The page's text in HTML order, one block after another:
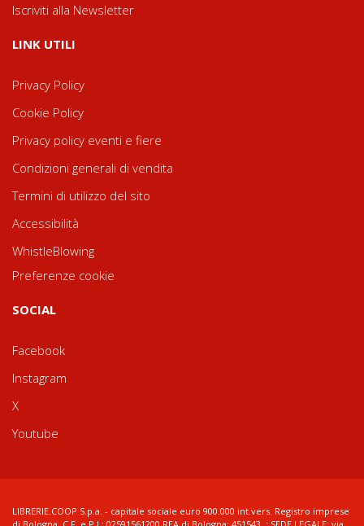
Iscriviti alla Newsletter
LINK UTILI
Privacy Policy
Cookie Policy
Privacy policy eventi e fiere
Condizioni generali di vendita
Termini di utilizzo del sito
Accessibilità
WhistleBlowing
Preferenze cookie
SOCIAL
Facebook
Instagram
X
Youtube
LIBRERIE.COOP S.p.a. - capitale sociale euro 900.000 int.vers. Registro imprese